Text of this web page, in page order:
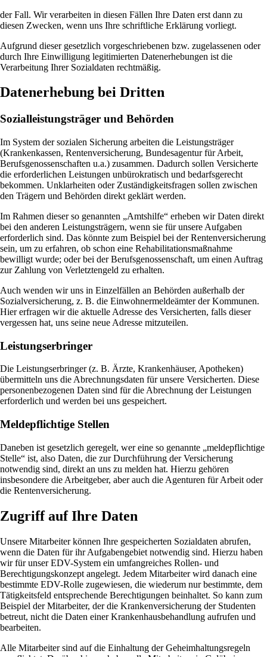
der Fall. Wir verarbeiten in diesen Fällen Ihre Daten erst dann zu
diesen Zwecken, wenn uns Ihre schriftliche Erklärung vorliegt.
Aufgrund dieser gesetzlich vorgeschriebenen bzw. zugelassenen oder
durch Ihre Einwilligung legitimierten Datenerhebungen ist die
Verarbeitung Ihrer Sozialdaten rechtmäßig.
Datenerhebung bei Dritten
Sozialleistungsträger und Behörden
Im System der sozialen Sicherung arbeiten die Leistungsträger
(Krankenkassen, Rentenversicherung, Bundesagentur für Arbeit,
Berufsgenossenschaften u.a.) zusammen. Dadurch sollen Versicherte
die erforderlichen Leistungen unbürokratisch und bedarfsgerecht
bekommen. Unklarheiten oder Zuständigkeitsfragen sollen zwischen
den Trägern und Behörden direkt geklärt werden.
Im Rahmen dieser so genannten „Amtshilfe“ erheben wir Daten direkt
bei den anderen Leistungsträgern, wenn sie für unsere Aufgaben
erforderlich sind. Das könnte zum Beispiel bei der Rentenversicherung
sein, um zu erfahren, ob schon eine Rehabilitationsmaßnahme
bewilligt wurde; oder bei der Berufsgenossenschaft, um einen Auftrag
zur Zahlung von Verletztengeld zu erhalten.
Auch wenden wir uns in Einzelfällen an Behörden außerhalb der
Sozialversicherung, z. B. die Einwohnermeldeämter der Kommunen.
Hier erfragen wir die aktuelle Adresse des Versicherten, falls dieser
vergessen hat, uns seine neue Adresse mitzuteilen.
Leistungserbringer
Die Leistungserbringer (z. B. Ärzte, Krankenhäuser, Apotheken)
übermitteln uns die Abrechnungsdaten für unsere Versicherten. Diese
personenbezogenen Daten sind für die Abrechnung der Leistungen
erforderlich und werden bei uns gespeichert.
Meldepflichtige Stellen
Daneben ist gesetzlich geregelt, wer eine so genannte „meldepflichtige
Stelle“ ist, also Daten, die zur Durchführung der Versicherung
notwendig sind, direkt an uns zu melden hat. Hierzu gehören
insbesondere die Arbeitgeber, aber auch die Agenturen für Arbeit oder
die Rentenversicherung.
Zugriff auf Ihre Daten
Unsere Mitarbeiter können Ihre gespeicherten Sozialdaten abrufen,
wenn die Daten für ihr Aufgabengebiet notwendig sind. Hierzu haben
wir für unser EDV-System ein umfangreiches Rollen- und
Berechtigungskonzept angelegt. Jedem Mitarbeiter wird danach eine
bestimmte EDV-Rolle zugewiesen, die wiederum nur bestimmte, dem
Tätigkeitsfeld entsprechende Berechtigungen beinhaltet. So kann zum
Beispiel der Mitarbeiter, der die Krankenversicherung der Studenten
betreut, nicht die Daten einer Krankenhausbehandlung aufrufen und
bearbeiten.
Alle Mitarbeiter sind auf die Einhaltung der Geheimhaltungsregeln